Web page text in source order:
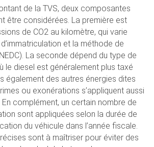
de la TVS, deux composantes
être considérées. La première est
de CO2 au kilomètre, qui varie
et la méthode de
La seconde dépend du type de
le diesel est généralement plus taxé
également des autres énergies dites
ou exonérations s’appliquent aussi
complément, un certain nombre de
sont appliquées selon la durée de
du véhicule dans l’année fiscale.
sont à maîtriser pour éviter des